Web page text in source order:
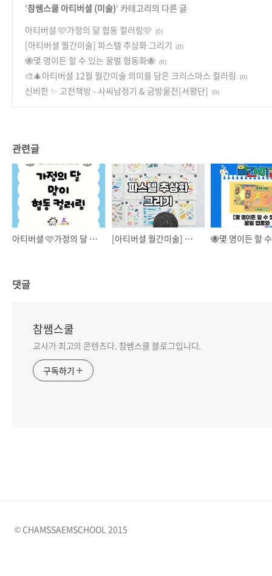
'참쌤스쿨 아티버셜 (미술)' 카테고리의 다른 글
아티버셜 🩷가정의 달 협동 컬러링🩷
(0)
[아티버셜 월간미술] 파스텔 추상화 그리기 (0)
🐝몇 명이든 할 수 있는 꿀벌 협동화🐝 (0)
🎨🎄아티버셜 12월 월간미술 의미를 담은 크리스마스 컬러링 (0)
신비한 ✨ 고전책방 - 사씨남정기 & 금방울전[서평단] (0)
관련글
아티버셜 🩷가정의 달 협동 컬러링🩷 [아티버셜 월간미술] 파스텔 추상화 그리기
댓글
참쌤스쿨
교사가 최고의 콘텐츠다. 참쌤스쿨 블로그입니다.
구독하기
© CHAMSSAEMSCHOOL 2015